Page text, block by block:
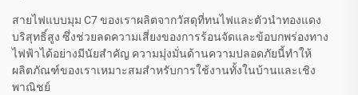
สายไฟแบบมุม C7 ของเราผลิตจากวัสดุที่ทนไฟและตัวนำทองแดง
บริสุทธิ์สูง ซึ่งช่วยลดความเสี่ยงของการร้อนจัดและข้อบกพร่องทาง
ไฟฟ้าได้อย่างมีนัยสำคัญ ความมุ่งมั่นด้านความปลอดภัยนี้ทำให้
ผลิตภัณฑ์ของเราเหมาะสมสำหรับการใช้งานทั้งในบ้านและเชิง
พาณิชย์